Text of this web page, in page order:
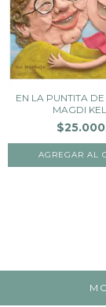
EN LA PUNTITA
MAGDI